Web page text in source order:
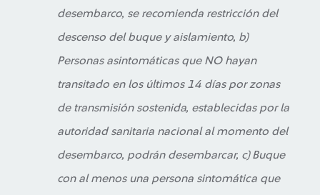
desembarco, se recomienda restricción del
descenso del buque y aislamiento, b)
Personas asintomáticas que NO hayan
transitado en los últimos 14 días por zonas
de transmisión sostenida, establecidas por la
autoridad sanitaria nacional al momento del
desembarco, podrán desembarcar, c) Buque
con al menos una persona sintomática que